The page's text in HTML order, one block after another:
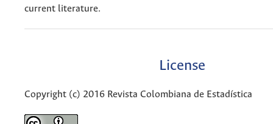
current literature.
License
Copyright (c) 2016 Revista Colombiana de Estadística